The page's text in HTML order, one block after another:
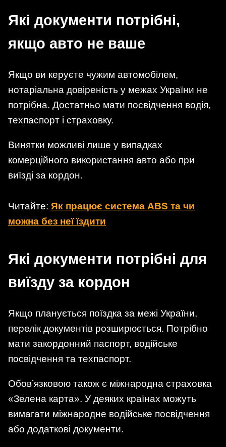
Які документи потрібні,
якщо авто не ваше
Якщо ви керуєте чужим автомобілем,
нотаріальна довіреність у межах України не
потрібна. Достатньо мати посвідчення водія,
техпаспорт і страховку.
Винятки можливі лише у випадках
комерційного використання авто або при
виїзді за кордон.
Читайте: Як працює система ABS та чи
можна без неї їздити
Які документи потрібні для
виїзду за кордон
Якщо планується поїздка за межі України,
перелік документів розширюється. Потрібно
мати закордонний паспорт, водійське
посвідчення та техпаспорт.
Обов’язковою також є міжнародна страховка
«Зелена карта». У деяких країнах можуть
вимагати міжнародне водійське посвідчення
або додаткові документи.